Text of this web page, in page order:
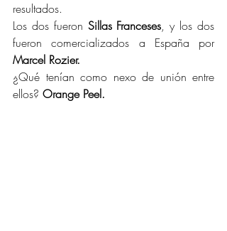
resultados.
Los dos fueron Sillas Franceses, y los dos
fueron comercializados a España por
Marcel Rozier.
¿Qué tenían como nexo de unión entre
ellos? Orange Peel.